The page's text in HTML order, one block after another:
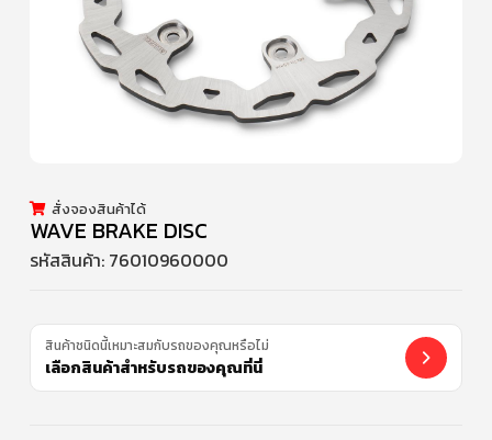
สั่งจองสินค้าได้
WAVE BRAKE DISC
รหัสสินค้า: 76010960000
สินค้าชนิดนี้เหมาะสมกับรถของคุณหรือไม่
เลือกสินค้าสำหรับรถของคุณที่นี่